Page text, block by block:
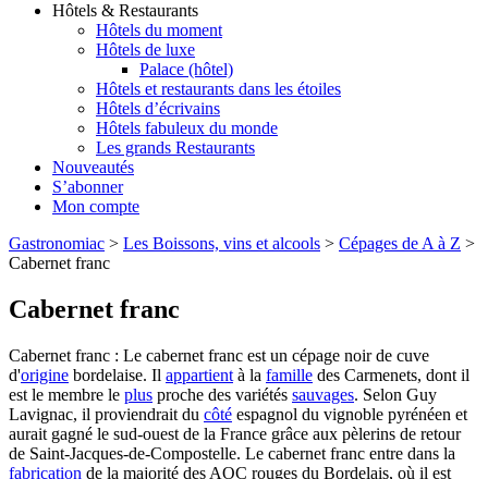
Hôtels & Restaurants
Hôtels du moment
Hôtels de luxe
Palace (hôtel)
Hôtels et restaurants dans les étoiles
Hôtels d’écrivains
Hôtels fabuleux du monde
Les grands Restaurants
Nouveautés
S’abonner
Mon compte
Gastronomiac > Les Boissons, vins et alcools > Cépages de A à Z >
Cabernet franc
Cabernet franc
Cabernet franc : Le cabernet franc est un cépage noir de cuve
d'origine bordelaise. Il appartient à la famille des Carmenets, dont il
est le membre le plus proche des variétés sauvages. Selon Guy
Lavignac, il proviendrait du côté espagnol du vignoble pyrénéen et
aurait gagné le sud-ouest de la France grâce aux pèlerins de retour
de Saint-Jacques-de-Compostelle. Le cabernet franc entre dans la
fabrication de la majorité des AOC rouges du Bordelais, où il est